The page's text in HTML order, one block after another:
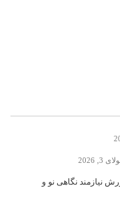
3, 2026
نیازمند نگاهی نو و